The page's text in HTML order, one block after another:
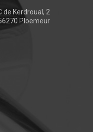
de Kerdroual, 2
Ploemeur